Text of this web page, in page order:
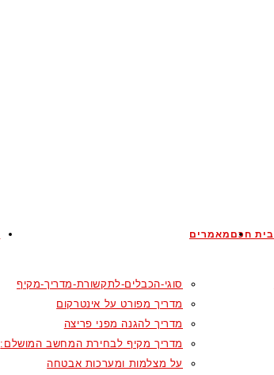
בית חכם מאמרים
סוגי-הכבלים-לתקשורת-מדריך-מקיף
מדריך מפורט על אינטרקום
מדריך להגנה מפני פריצה
מדריך מקיף לבחירת המחשב המושלם:
על מצלמות ומערכות אבטחה